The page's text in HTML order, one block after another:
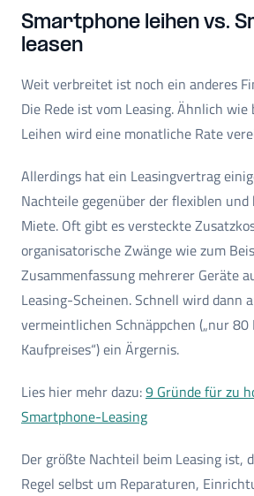
Smartphone leihen vs.
leasen
Weit verbreitet ist noch ein anderes
Die Rede ist vom Leasing. Ähnlich
Leihen wird eine monatliche Rate
Allerdings hat ein Leasingvertrag
Nachteile gegenüber der flexiblen
Miete. Oft gibt es versteckte
organisatorische Zwänge wie zum
Zusammenfassung mehrerer Geräte
Leasing-Scheinen. Schnell wird dann
vermeintlichen Schnäppchen („nur 80
Kaufpreises“) ein Ärgernis.
Lies hier mehr dazu:9 Gründe für zu
Smartphone-Leasing
Der größte Nachteil beim Leasing ist,
Regel selbst um Reparaturen,